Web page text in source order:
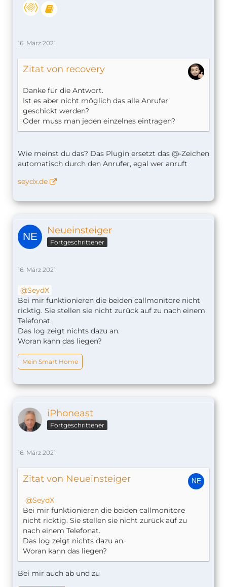
16. März 2021
Zitat von recovery
Danke für die Antwort.
Ist es aber nicht möglich das alle Anrufer
geschickt werden?
Oder muss man jeden einzelnes eintragen?
Wie meinst du das? Das Plugin ersetzt das @-Zeichen
automatisch durch den Anrufer, egal wer anruft
seydx.de
Neueinsteiger
Fortgeschrittener
16. März 2021
SeydX
Bei mir funktionieren die beiden callmonitore nicht
ricktig. Sie stellen sie nicht zurück auf zu nach einem
Telefonat.
Das log zeigt nichts dazu an.
Woran kann das liegen?
Mein Smart Home
iPhoneast
Fortgeschrittener
16. März 2021
Zitat von Neueinsteiger
SeydX
Bei mir funktionieren die beiden callmonitore
nicht ricktig. Sie stellen sie nicht zurück auf zu
nach einem Telefonat.
Das log zeigt nichts dazu an.
Woran kann das liegen?
Bei mir auch ab und zu